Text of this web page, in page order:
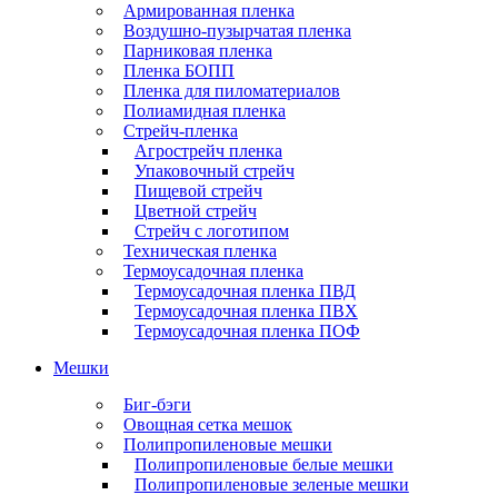
Армированная пленка
Воздушно-пузырчатая пленка
Парниковая пленка
Пленка БОПП
Пленка для пиломатериалов
Полиамидная пленка
Стрейч-пленка
Агрострейч пленка
Упаковочный стрейч
Пищевой стрейч
Цветной стрейч
Стрейч с логотипом
Техническая пленка
Термоусадочная пленка
Термоусадочная пленка ПВД
Термоусадочная пленка ПВХ
Термоусадочная пленка ПОФ
Мешки
Биг-бэги
Овощная сетка мешок
Полипропиленовые мешки
Полипропиленовые белые мешки
Полипропиленовые зеленые мешки